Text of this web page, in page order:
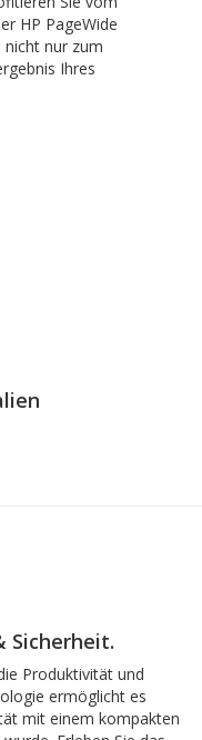
HP PageWide
nicht nur zum
Ihres
Sicherheit.
Produktivität und
ermöglicht es
mit einem kompakten